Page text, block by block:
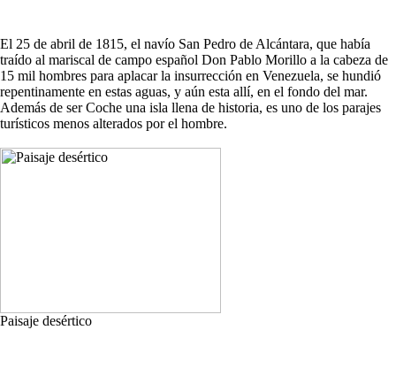
El 25 de abril de 1815, el navío San Pedro de Alcántara, que había
traído al mariscal de campo español Don Pablo Morillo a la cabeza de
15 mil hombres para aplacar la insurrección en Venezuela, se hundió
repentinamente en estas aguas, y aún esta allí, en el fondo del mar.
Además de ser Coche una isla llena de historia, es uno de los parajes
turísticos menos alterados por el hombre.
Paisaje desértico